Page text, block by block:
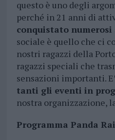
questo è uno degli
perché in 21 anni di
conquistato
sociale è quello che ci
nostri ragazzi della
ragazzi speciali che
sensazioni importanti.
tanti gli eventi in
nostra organizzazione,
Programma Panda